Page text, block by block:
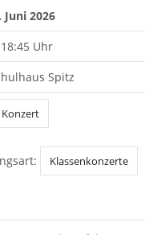
Juni 2026
Uhr
Spitz
Konzert
Klassenkonzerte